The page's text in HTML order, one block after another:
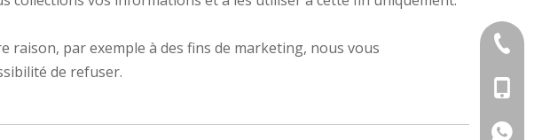
par exemple à des fins de marketing, nous vous
de refuser.
+ 86-
+ 86-